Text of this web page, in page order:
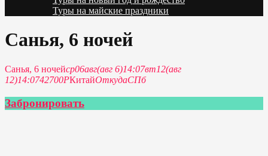
Туры на майские праздники
Санья, 6 ночей
Санья, 6 ночейср06авг(авг 6)14:07вт12(авг
12)14:0742700PКитайОткудаСПб
Забронировать